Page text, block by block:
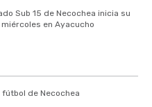
Sub 15 de Necochea inicia su
en Ayacucho
fútbol de Necochea